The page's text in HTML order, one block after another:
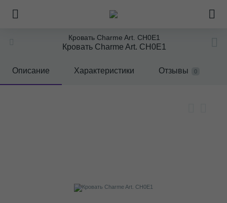
Кровать Charme Art. CH0E1
Кровать Charme Art. CH0E1
Описание Характеристики Отзывы 0